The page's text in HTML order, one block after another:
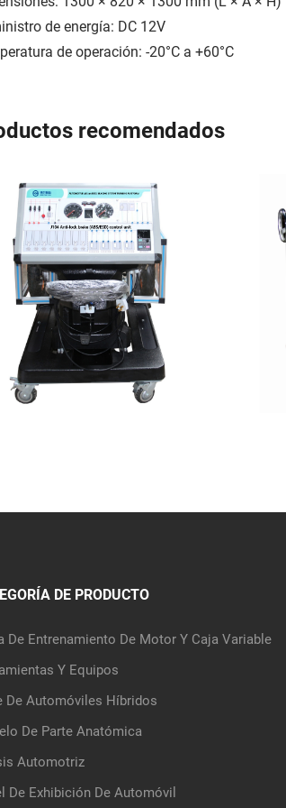
de energía: DC 12V
de operación: -20°C a +60°C
recomendados
DE PRODUCTO
De Entrenamiento De Motor Y Caja Variable
Y Equipos
De Automóviles Híbridos
De Parte Anatómica
Automotriz
De Exhibición De Automóvil